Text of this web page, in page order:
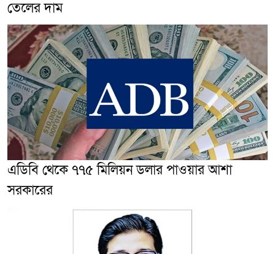
তেলের দাম
এডিবি থেকে ৭৭৫ মিলিয়ন ডলার পাওয়ার আশা
সরকারের